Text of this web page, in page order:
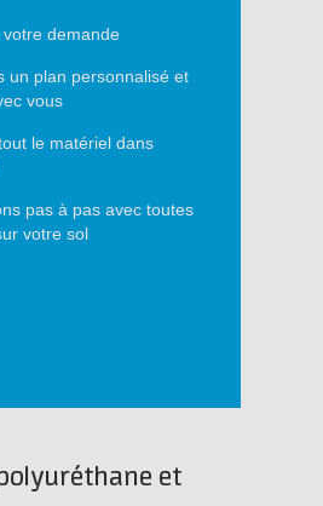
demande
un plan personnalisé et
vous
le matériel dans
pas à pas avec toutes
votre sol
et